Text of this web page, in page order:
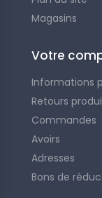
Magasins
Votre
Informations
Retours
Commandes
Avoirs
Adresses
Bons de